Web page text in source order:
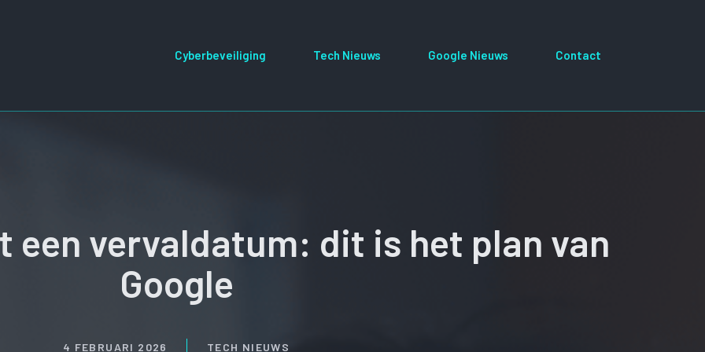
Cyberbeveiliging Tech Nieuws Google Nieuws Contact
een vervaldatum: dit is het plan van
Google
4 FEBRUARI 2026 TECH NIEUWS